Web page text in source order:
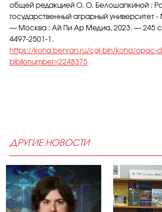
общей редакцией О. О. Белошапкиной ;
государственный аграрный университет
— Москва : Ай Пи Ар Медиа, 2023. — 245 с.
4497-2501-1.
https://koha.benran.ru/cgi-bin/koha/opac-
biblionumber=2248375
ДРУГИЕ НОВОСТИ